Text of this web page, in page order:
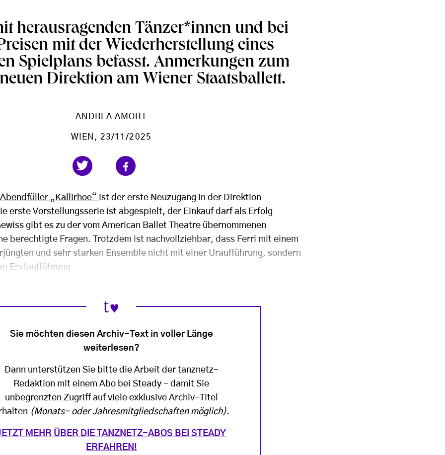
herausragenden Tänzer*innen und bei
mit der Wiederherstellung eines
Spielplans befasst. Anmerkungen zum
Direktion am Wiener Staatsballett.
ANDREA AMORT
WIEN , 23/11/2025
„Kallirhoe“ ist der erste Neuzugang in der Direktion
erste Vorstellungsserie ist abgespielt, der Einkauf darf als Erfolg
gibt es zu der vom American Ballet Theatre übernommenen
berechtigte Fragen. Trotzdem ist nachvollziehbar, dass Ferri mit einem
und sehr starken Ensemble nicht mit einer Uraufführung, sondern
Erstaufführung
Sie möchten diesen Archiv-Text in voller Länge
weiterlesen?
Dann unterstützen Sie bitte die Arbeit der tanznetz-
Redaktion mit einem Abo bei Steady - damit Sie
unbegrenzten Zugriff auf viele exklusive Archiv-Titel
(Monats- oder Jahresmitgliedschaften möglich).
MEHR ÜBER DIE TANZNETZ-ABOS BEI STEADY
ERFAHREN!